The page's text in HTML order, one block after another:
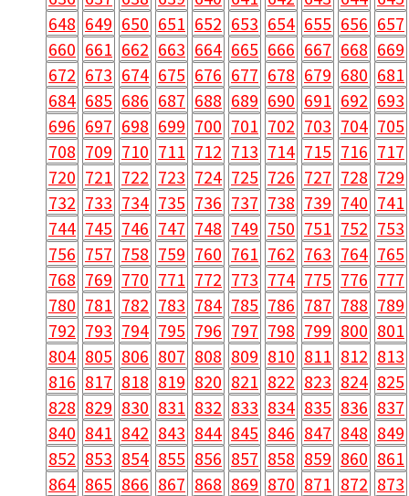
648 649 650 651 652 653 654 655 656 657
660 661 662 663 664 665 666 667 668 669
672 673 674 675 676 677 678 679 680 681
684 685 686 687 688 689 690 691 692 693
696 697 698 699 700 701 702 703 704 705
708 709 710 711 712 713 714 715 716 717
720 721 722 723 724 725 726 727 728 729
732 733 734 735 736 737 738 739 740 741
744 745 746 747 748 749 750 751 752 753
756 757 758 759 760 761 762 763 764 765
768 769 770 771 772 773 774 775 776 777
780 781 782 783 784 785 786 787 788 789
792 793 794 795 796 797 798 799 800 801
804 805 806 807 808 809 810 811 812 813
816 817 818 819 820 821 822 823 824 825
828 829 830 831 832 833 834 835 836 837
840 841 842 843 844 845 846 847 848 849
852 853 854 855 856 857 858 859 860 861
864 865 866 867 868 869 870 871 872 873